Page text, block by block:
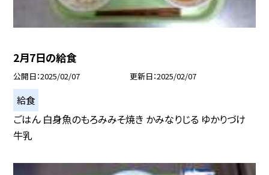
2月7日の給食
公開日 2025/02/07 更新日 2025/02/07
給食
ごはん 白身魚のもろみみそ焼き かみなりじる ゆかりづけ
牛乳